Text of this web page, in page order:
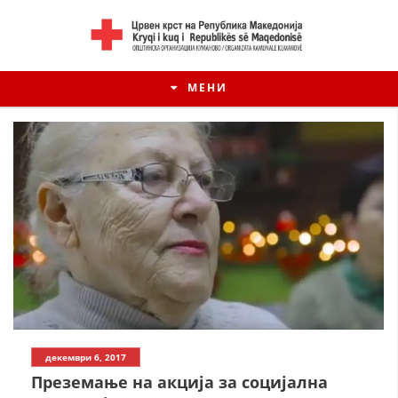
МЕНИ
ИСТОРИЈАТ НА ЦКРМ
ИСТОРИЈАТ НА ДВИЖЕЊЕТО
декември 6, 2017
Преземање на акција за социјална